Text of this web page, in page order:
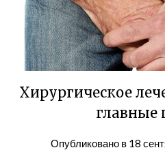
Хирургическое
главные
Опубликовано в 18